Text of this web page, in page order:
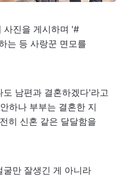
사진을 게시하며 '#
는 등 사랑꾼 면모를
남편과 결혼하겠다'라고
하나 부부는 결혼한 지
히 신혼 같은 달달함을
만 잘생긴 게 아니라